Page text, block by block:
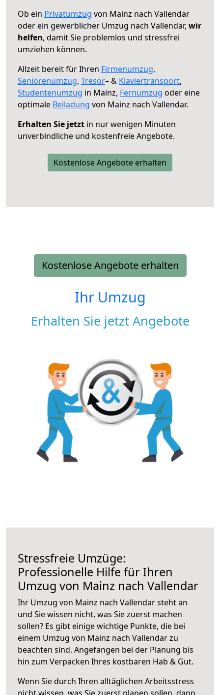
Ob ein Privatumzug von Mainz nach Vallendar
oder ein gewerblicher Umzug nach Vallendar, wir
helfen, damit Sie problemlos und stressfrei
umziehen können.
Allzeit bereit für Ihren Firmenumzug,
Seniorenumzug, Tresor– & Klaviertransport,
Studentenumzug in Mainz, Fernumzug oder eine
optimale Beiladung von Mainz nach Vallendar.
Erhalten Sie jetzt in nur wenigen Minuten
unverbindliche und kostenfreie Angebote.
Kostenlose Angebote erhalten
Kostenlose Angebote erhalten
Ihr Umzug
Erhalten Sie jetzt Angebote
Stressfreie Umzüge:
Professionelle Hilfe für Ihren
Umzug von Mainz nach Vallendar
Ihr Umzug von Mainz nach Vallendar steht an
und Sie wissen nicht, was Sie zuerst machen
sollen? Es gibt einige wichtige Punkte, die bei
einem Umzug von Mainz nach Vallendar zu
beachten sind. Angefangen bei der Planung bis
hin zum Verpacken Ihres kostbaren Hab & Gut.
Wenn Sie durch Ihren alltäglichen Arbeitsstress